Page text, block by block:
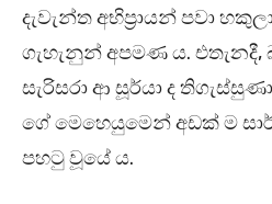
දැවැන්ත අභිප්‍රායන් පවා
ගැහැනුන් අපමණ ය.
සැරිසරා ආ සූර්යා ද
ගේ මෙහෙයුමෙන් අඩක් ම
පහටු වූයේ ය.